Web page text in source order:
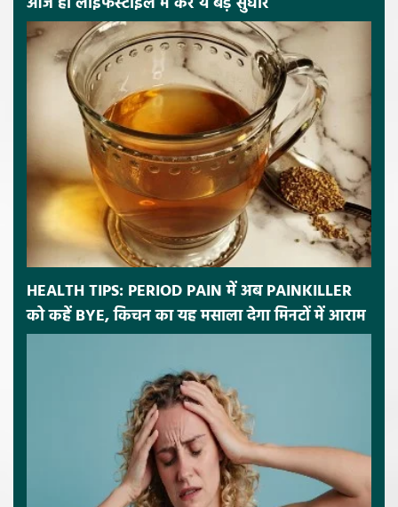
HEALTH TIPS: PERIOD PAIN में अब PAINKILLER
को कहें BYE, किचन का यह मसाला देगा मिनटों में आराम